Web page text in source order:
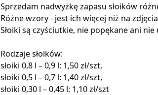
Sprzedam nadwyżkę zapasu słoików
Różne wzory - jest ich więcej niż na
Słoiki są czyściutkie, nie popękane ani
Rodzaje słoików:
słoiki 0,8 l – 0,9 l: 1,50 zł/szt,
słoiki 0,5 l – 0,7 l: 1,40 zł/szt,
słoiki 0,30 l – 0,45 l: 1,10 zł/szt